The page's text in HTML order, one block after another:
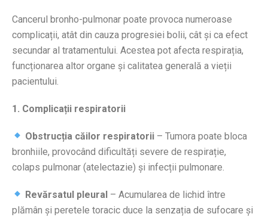
Cancerul bronho-pulmonar poate provoca numeroase
complicații, atât din cauza progresiei bolii, cât și ca efect
secundar al tratamentului. Acestea pot afecta respirația,
funcționarea altor organe și calitatea generală a vieții
pacientului.
1. Complicații respiratorii
Obstrucția căilor respiratorii – Tumora poate bloca
bronhiile, provocând dificultăți severe de respirație,
colaps pulmonar (atelectazie) și infecții pulmonare.
Revărsatul pleural – Acumularea de lichid între
plămân și peretele toracic duce la senzația de sufocare și